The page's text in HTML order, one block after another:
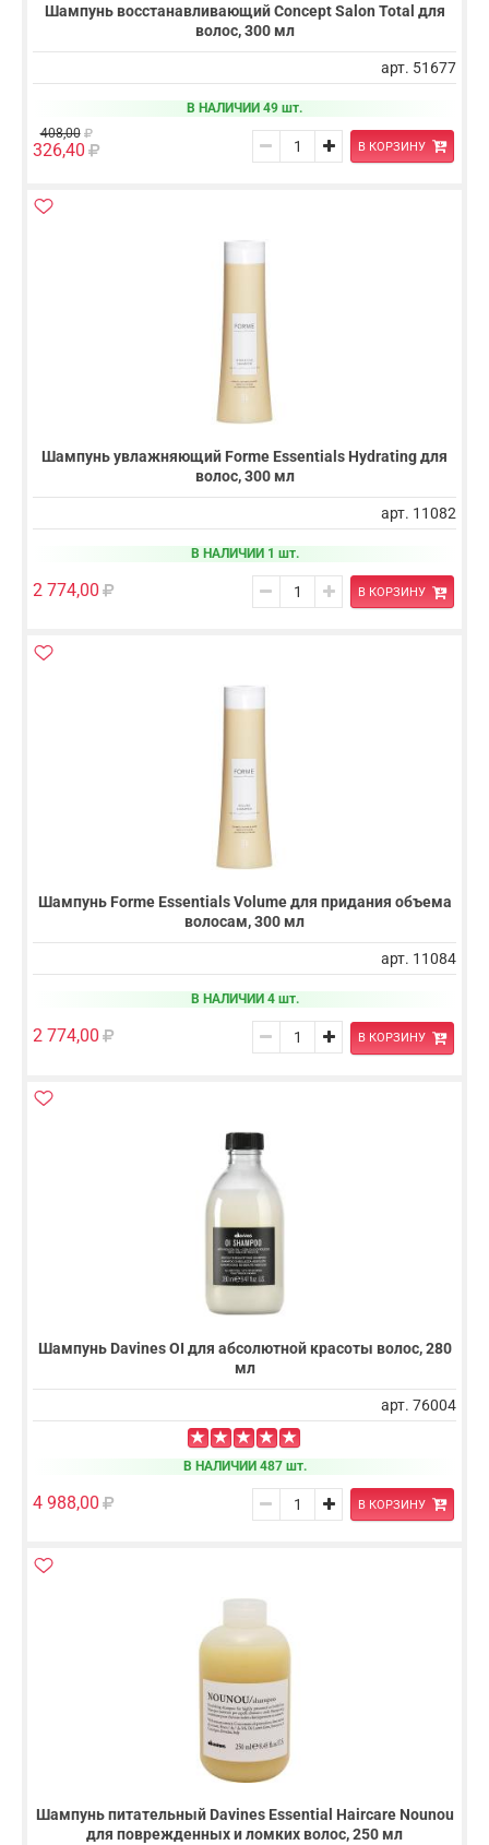
Шампунь восстанавливающий Concept Salon Total для
волос, 300 мл
арт. 51677
В НАЛИЧИИ 49 шт.
408,00
326,40 В КОРЗИНУ
Шампунь увлажняющий Forme Essentials Hydrating для
волос, 300 мл
арт. 11082
В НАЛИЧИИ 1 шт.
2 774,00 В КОРЗИНУ
Шампунь Forme Essentials Volume для придания объема
волосам, 300 мл
арт. 11084
В НАЛИЧИИ 4 шт.
2 774,00 В КОРЗИНУ
Шампунь Davines OI для абсолютной красоты волос, 280
мл
арт. 76004
В НАЛИЧИИ 487 шт.
4 988,00 В КОРЗИНУ
Шампунь питательный Davines Essential Haircare Nounou
для поврежденных и ломких волос, 250 мл